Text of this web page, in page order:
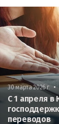
30 марта 2026 г. •
С 1 апреля в
переводов